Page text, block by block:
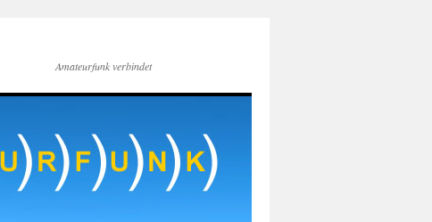
Amateurfunk verbindet